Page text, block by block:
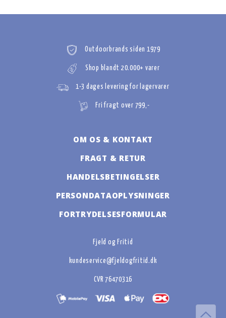
Outdoorbrands siden 1979
Shop blandt 20.000+ varer
1-3 dages levering for lagervarer
Fri fragt over 799,-
OM OS & KONTAKT
FRAGT & RETUR
HANDELSBETINGELSER
PERSONDATAOPLYSNINGER
FORTRYDELSESFORMULAR
Fjeld og Fritid
kundeservice@fjeldogfritid.dk
CVR 76470316